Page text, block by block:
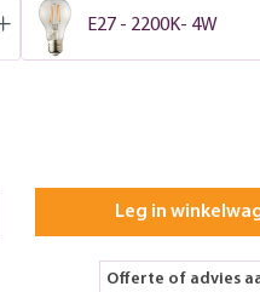
E27 - 2200K- 4W
Leg in
Offerte of advies